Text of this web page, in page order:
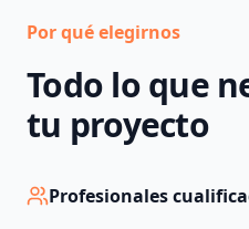
Por qué elegirnos
Todo lo que
tu proyecto
Profesionales